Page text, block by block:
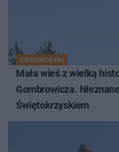
CIEKAWOSTKI
Mała wieś z wielką
Gombrowicza.
Świętokrzyskiem